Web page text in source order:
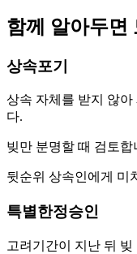
함께 알아두면
상속포기
상속 자체를 받지 않아
다.
빚만 분명할 때 검토합
뒷순위 상속인에게 미
특별한정승인
고려기간이 지난 뒤